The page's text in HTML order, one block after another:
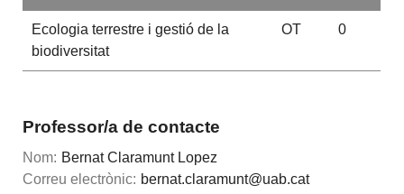
Ecologia terrestre i gestió de la
biodiversitat
OT 0
Professor/a de contacte
Nom: Bernat Claramunt Lopez
Correu electrònic: bernat.claramunt@uab.cat